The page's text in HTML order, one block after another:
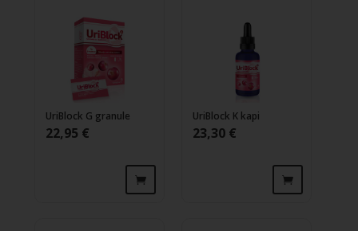
UriBlock G granule
22,95 €
UriBlock K kapi
23,30 €